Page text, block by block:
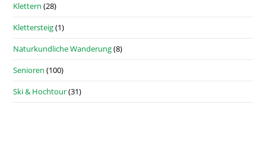
Klettern (28)
Klettersteig(1)
Naturkundliche Wanderung(8)
Senioren (100)
Ski & Hochtour(31)